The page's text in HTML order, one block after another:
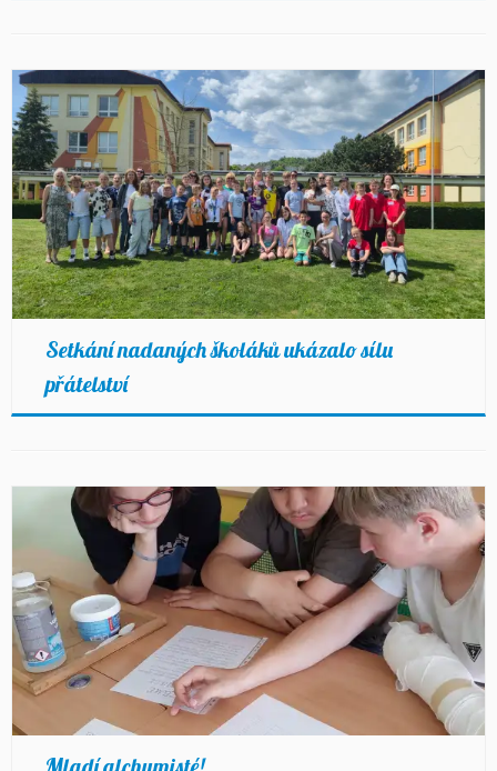
Setkání nadaných školáků ukázalo sílu
přátelství